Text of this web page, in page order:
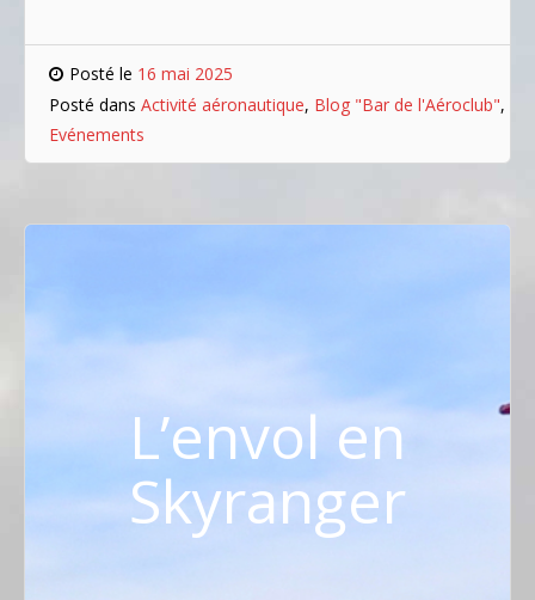
Posté le 16 mai 2025
Posté dans Activité aéronautique, Blog "Bar de l'Aéroclub",
Evénements
L’envol en
Skyranger